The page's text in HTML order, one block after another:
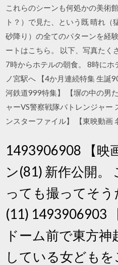
これらのシーンも何処かの美術
ト？）で見た、という既 晴れ（
砂降り）の全てのパターンを経
ートはこちら。 以下、写真たく
7時からホテルの朝食。 8時に
ノ宮駅へ 【4か月連続特集 生誕
河鉄道999特集】 【塀の中の男
ャーVS警察戦隊パトレンジャー
ンスターファイル】 【東映動画
1493906908 【映
ン(81) 新作公開。
っても撮ってそ
(11) 1493906903
ドーム前で東方
している女どもを